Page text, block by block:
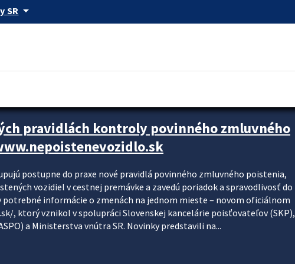
SR arrow_drop_down
pravidlách kontroly povinného zmluvného
postupne do praxe nové pravidlá povinného zmluvného poistenia,
vozidiel v cestnej premávke a zavedú poriadok a spravodlivosť do
potrebné informácie o zmenách na jednom mieste – novom oficiálnom
, ktorý vznikol v spolupráci Slovenskej kancelárie poisťovateľov (SKP),
a Ministerstva vnútra SR. Novinky predstavili na...